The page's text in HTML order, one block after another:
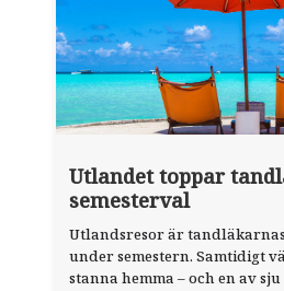
Utlandet toppar
semesterval
Utlandsresor är
under semestern. Samtidigt
stanna hemma – och en av